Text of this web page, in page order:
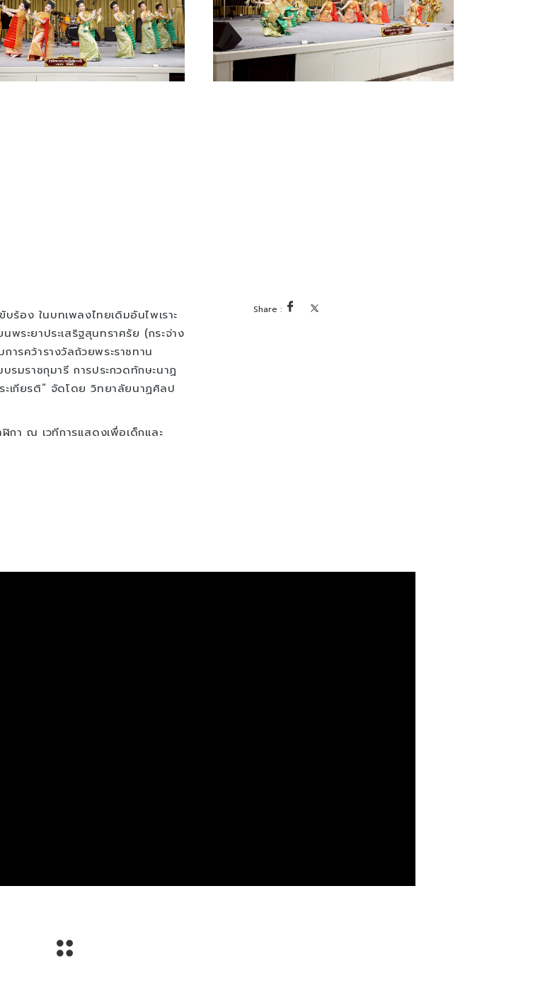
ร้อง ในบทเพลงไทยเดิมอันไพเราะ
ระยาประเสริฐสุนทราศรัย (กระจ่าง
รคว้ารางวัลถ้วยพระราชทาน
รมราชกุมารี การประกวดทักษะนาฏ
เกียรติ” จัดโดย วิทยาลัยนาฏศิลป
กา ณ เวทีการแสดงเพื่อเด็กและ